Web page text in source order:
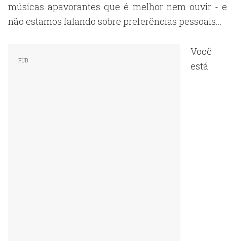
músicas apavorantes que é melhor nem ouvir - e
não estamos falando sobre preferências pessoais...
Você
está